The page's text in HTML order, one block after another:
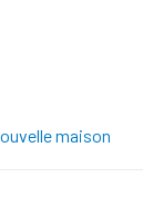
maison